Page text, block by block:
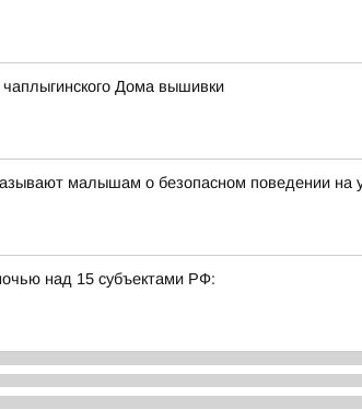
Дома вышивки
малышам о безопасном поведении на
над 15 субъектами РФ: